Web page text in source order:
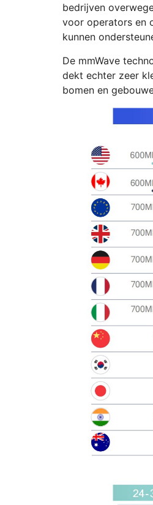
bedrijven
voor operators en
kunnen
De mmWave
dekt echter zeer
bomen en